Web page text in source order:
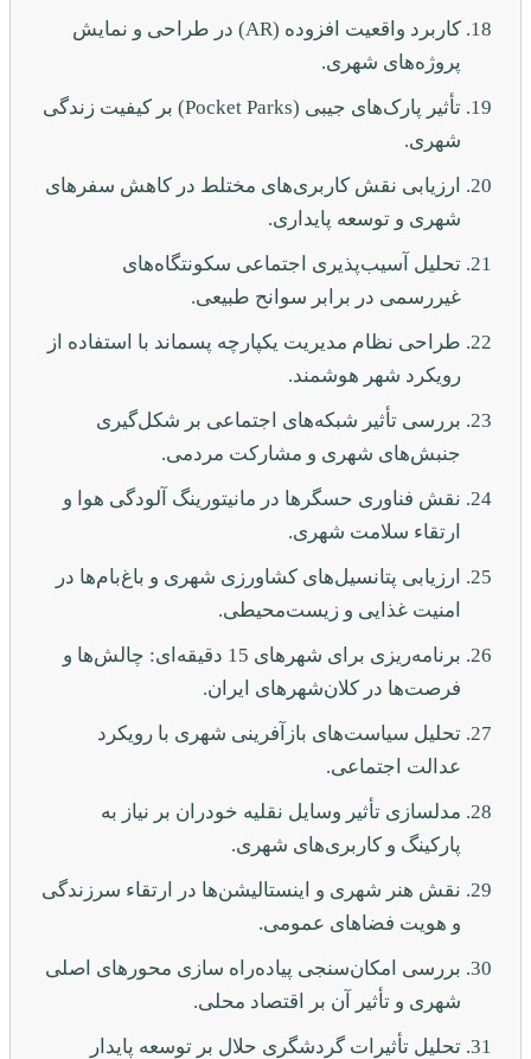
کاربرد واقعیت افزوده (AR) در طراحی و نمایش
پروژه‌های شهری.
تأثیر پارک‌های جیبی (Pocket Parks) بر کیفیت زندگی
شهری.
ارزیابی نقش کاربری‌های مختلط در کاهش سفرهای
شهری و توسعه پایداری.
تحلیل آسیب‌پذیری اجتماعی سکونتگاه‌های
غیررسمی در برابر سوانح طبیعی.
طراحی نظام مدیریت یکپارچه پسماند با استفاده از
رویکرد شهر هوشمند.
بررسی تأثیر شبکه‌های اجتماعی بر شکل‌گیری
جنبش‌های شهری و مشارکت مردمی.
نقش فناوری حسگرها در مانیتورینگ آلودگی هوا و
ارتقاء سلامت شهری.
ارزیابی پتانسیل‌های کشاورزی شهری و باغ‌بام‌ها در
امنیت غذایی و زیست‌محیطی.
برنامه‌ریزی برای شهرهای 15 دقیقه‌ای: چالش‌ها و
فرصت‌ها در کلان‌شهرهای ایران.
تحلیل سیاست‌های بازآفرینی شهری با رویکرد
عدالت اجتماعی.
مدلسازی تأثیر وسایل نقلیه خودران بر نیاز به
پارکینگ و کاربری‌های شهری.
نقش هنر شهری و اینستالیشن‌ها در ارتقاء سرزندگی
و هویت فضاهای عمومی.
بررسی امکان‌سنجی پیاده‌راه سازی محورهای اصلی
شهری و تأثیر آن بر اقتصاد محلی.
تحلیل تأثیرات گردشگری حلال بر توسعه پایدار